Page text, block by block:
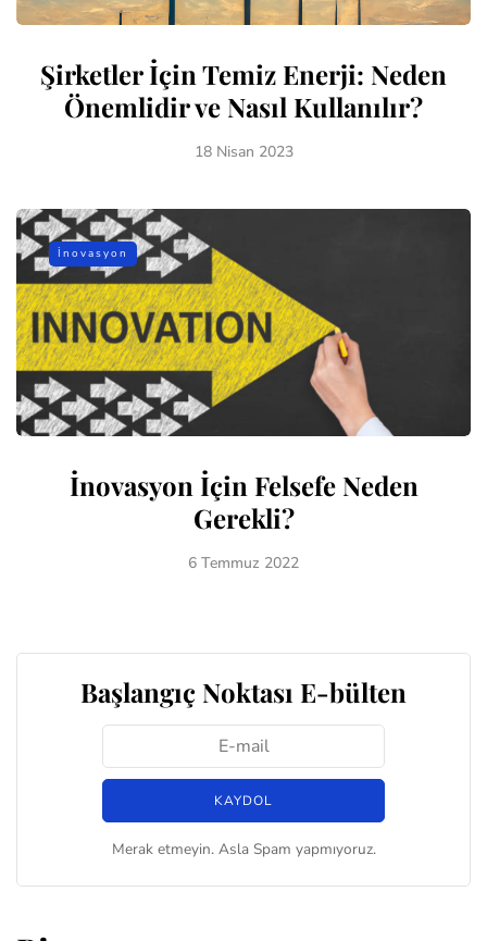
Şirketler İçin Temiz Enerji: Neden
Önemlidir ve Nasıl Kullanılır?
18 Nisan 2023
İnovasyon
İnovasyon İçin Felsefe Neden
Gerekli?
6 Temmuz 2022
Başlangıç Noktası E-bülten
Merak etmeyin. Asla Spam yapmıyoruz.